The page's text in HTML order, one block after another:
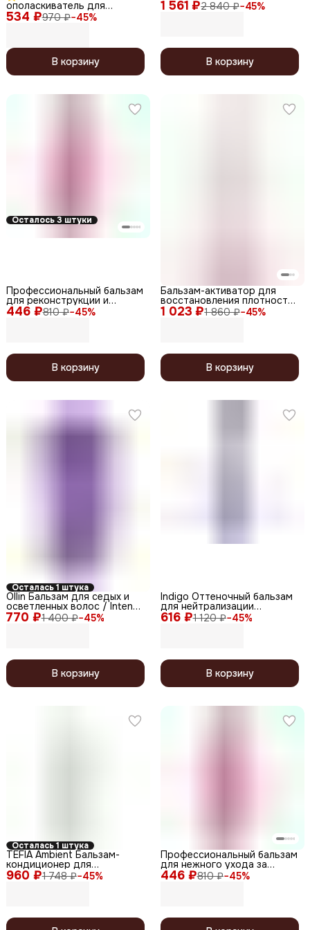
534 ₽970 ₽−45%
ополаскиватель для
окрашенных волос, 1000 мл
В корзину
1 561 ₽2 840 ₽−45%
Conditioner for Colored Hair,
950 мл
В корзину
Осталось 3 штуки
446 ₽810 ₽−45%
Профессиональный бальзам
для реконструкции и
восстановления волос /
Keratin Restoration, 1000 мл
В корзину
1 023 ₽1 860 ₽−45%
Бальзам-активатор для
восстановления плотности
волос / Biotin Grow Hair
Balm, 1000 мл
В корзину
Осталась 1 штука
770 ₽1 400 ₽−45%
Ollin Бальзам для седых и
осветленных волос / Intense
Color, 200 мл
В корзину
616 ₽1 120 ₽−45%
Indigo Оттеночный бальзам
для нейтрализации
желтизны с гиалуроновой
В корзину
Осталась 1 штука
960 ₽1 748 ₽−45%
TEFIA Ambient Бальзам-
кондиционер для
поврежденных волос / 446 ₽810 ₽−45%
Профессиональный бальзам
для нежного ухода за
волосами / Gentle Cleanse,